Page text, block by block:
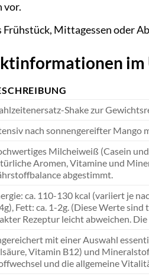
vor.
Frühstück, Mittagessen oder
im
Shake zur
nach sonnengereifter Mango
Milcheiweiß (Casein
Aromen, Vitamine und
abgestimmt.
ca. 110-130 kcal (variiert je
Fett: ca. 1-2g. (Diese Werte
Rezeptur leicht abweichen.
mit einer Auswahl
Vitamin B12) und
und die allgemeine